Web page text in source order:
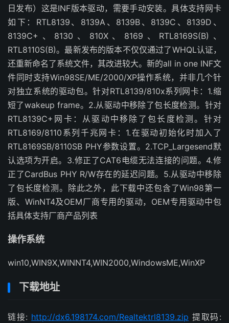
日发布）这是INF版本驱动，需要手动安装。具体支持网卡
如下：RTL8139、8139A、8139B、8139C、8139D、
8139C+、8130、810X、8169、RTL8169S(B)、
RTL8110S(B)。最新发布的版本不仅仅通过了WHQL认证，
还重新命名了系统文件，其改进较大。新的all in one INF文
件同时支持Win98SE/ME/2000/XP操作系统，并非几个针
对独立系统的驱动包。针对RTL8139/810x系列网卡：1.缩
短了wakeup frame。2.从驱动中移除了包长度检测。针对
RTL8139C+网卡：从驱动中移除了包长度检测。针对
RTL8169/8110系列千兆网卡：1.在驱动初始化时加入了
RTL8169SB/8110SB PHY参数设置。2.TCP_Largesend默
认选项为开启。3.修正了CAT6电缆无法连接的问题。4.修
正了CardBus PHY R/W存在的延迟问题。5.从驱动中移除
了包长度检测。除此之外，此下载中还包含了Win98第一
版、WinNT4及OEM厂商专用的驱动，OEM专用驱动中包
括具体支持厂商产品列表
操作系统
win10,WIN9X,WINNT4,WIN2000,WindowsME,WinXP
下载地址
链接: http://dx6.198174.com/Realtektrl8139.zip 提取码: